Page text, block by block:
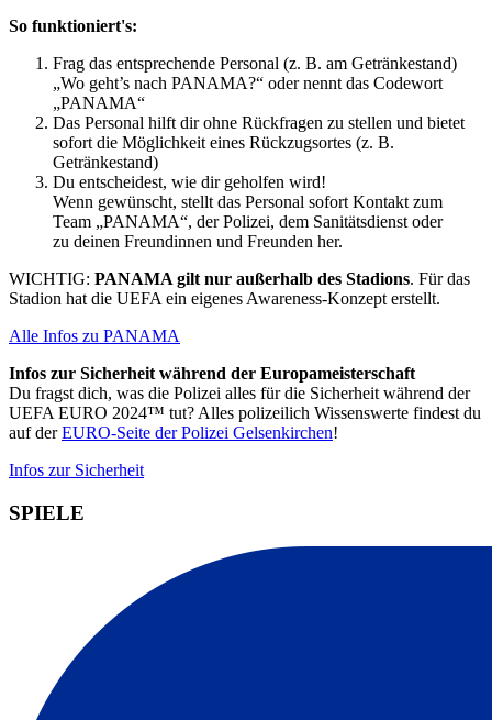
So funktioniert's:
Frag das entsprechende Personal (z. B. am Getränkestand)
„Wo geht’s nach PANAMA?“ oder nennt das Codewort
„PANAMA“
Das Personal hilft dir ohne Rückfragen zu stellen und bietet
sofort die Möglichkeit eines Rückzugsortes (z. B.
Getränkestand)
Du entscheidest, wie dir geholfen wird!
Wenn gewünscht, stellt das Personal sofort Kontakt zum
Team „PANAMA“, der Polizei, dem Sanitätsdienst oder
zu deinen Freundinnen und Freunden her.
WICHTIG: PANAMA gilt nur außerhalb des Stadions. Für das
Stadion hat die UEFA ein eigenes Awareness-Konzept erstellt.
Alle Infos zu PANAMA
Infos zur Sicherheit während der Europameisterschaft
Du fragst dich, was die Polizei alles für die Sicherheit während der
UEFA EURO 2024™ tut? Alles polizeilich Wissenswerte findest du
auf derEURO-Seite der Polizei Gelsenkirchen!
Infos zur Sicherheit
SPIELE